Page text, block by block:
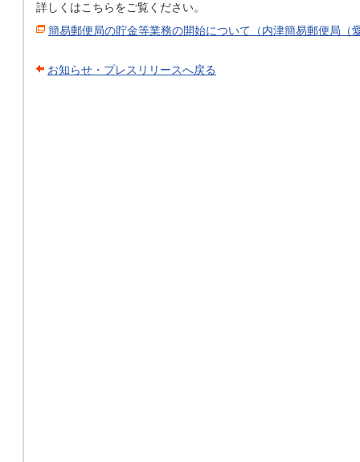
詳しくはこちらをご覧ください。
簡易郵便局の貯金等業務の開始について（内津簡易郵便局（
お知らせ・プレスリリースへ戻る